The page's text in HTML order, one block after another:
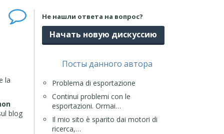
la
blog
Не нашли ответа на вопрос?
Начать новую дискуссию
Посты данного автора
Problema di esportazione
Continui problemi con le
esportazioni. Ormai…
Il mio sito è sparito dai motori di
ricerca,…